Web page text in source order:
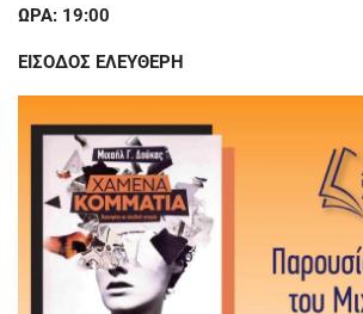
ΩΡΑ: 19:00
ΕΙΣΟΔΟΣ ΕΛΕΥΘΕΡΗ